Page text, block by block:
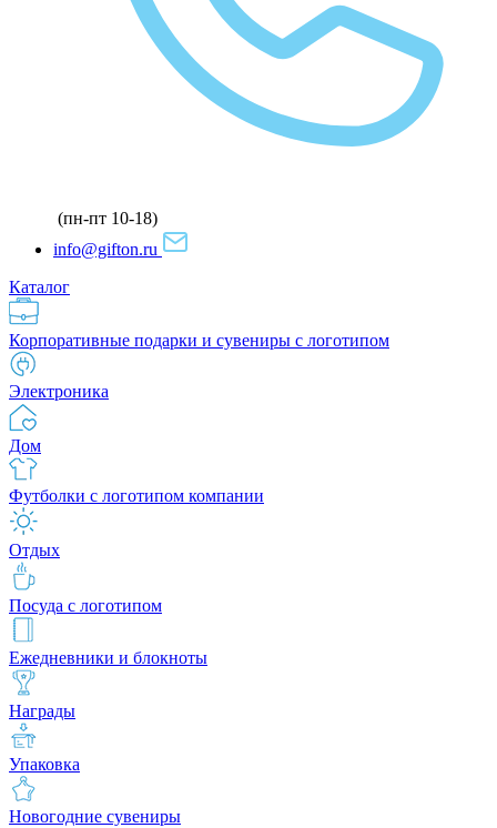
(пн-пт 10-18)
info@gifton.ru
Каталог
Корпоративные подарки и сувениры с логотипом
Электроника
Дом
Футболки с логотипом компании
Отдых
Посуда с логотипом
Ежедневники и блокноты
Награды
Упаковка
Новогодние сувениры